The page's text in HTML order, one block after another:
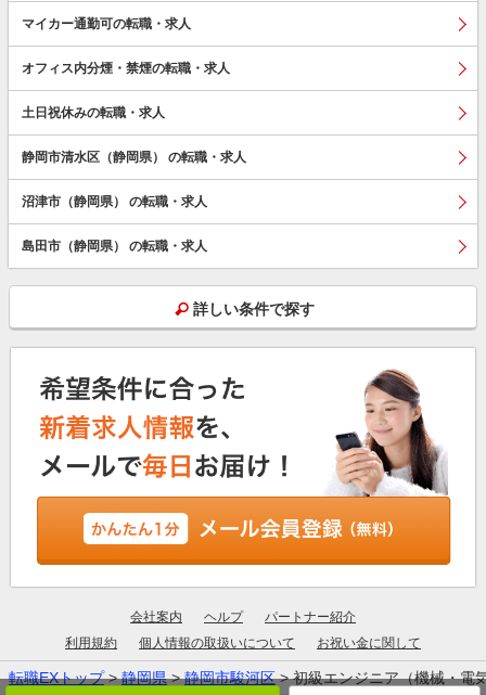
マイカー通勤可の転職・求人
オフィス内分煙・禁煙の転職・求人
土日祝休みの転職・求人
静岡市清水区（静岡県） の転職・求人
沼津市（静岡県） の転職・求人
島田市（静岡県） の転職・求人
詳しい条件で探す
会社案内 ヘルプ
パートナー紹介
利用規約
個人情報の取扱いについて お祝い金に関して
転職EXトップ>静岡県>静岡市駿河区> 初級エンジニア（機械・電